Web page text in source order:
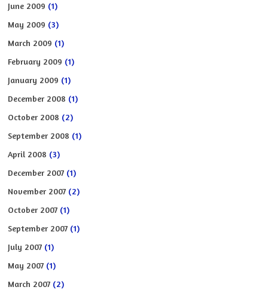
June 2009 (1)
May 2009 (3)
March 2009 (1)
February 2009 (1)
January 2009 (1)
December 2008 (1)
October 2008 (2)
September 2008 (1)
April 2008 (3)
December 2007 (1)
November 2007 (2)
October 2007 (1)
September 2007 (1)
July 2007 (1)
May 2007 (1)
March 2007 (2)